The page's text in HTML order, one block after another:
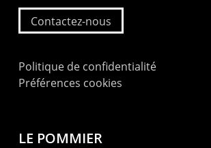
Contactez-nous
Politique de confidentialité
Préférences cookies
LE POMMIER